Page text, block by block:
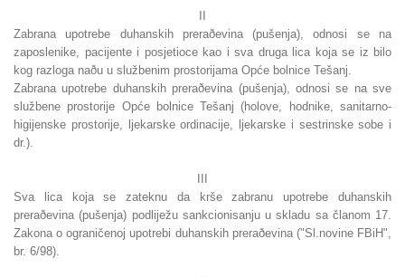
Zabrana upotrebe duhanskih preraðevina (pušenja), odnosi se na
zaposlenike, pacijente i posjetioce kao i sva druga lica koja se iz bilo
kog razloga naðu u službenim prostorijama Opće bolnice Tešanj.
Zabrana upotrebe duhanskih preraðevina (pušenja), odnosi se na sve
službene prostorije Opće bolnice Tešanj (holove, hodnike, sanitarno-
higijenske prostorije, ljekarske ordinacije, ljekarske i sestrinske sobe i
dr.).
Sva lica koja se zateknu da krše zabranu upotrebe duhanskih
preraðevina (pušenja) podliježu sankcionisanju u skladu sa članom 17.
Zakona o ograničenoj upotrebi duhanskih preraðevina ("Sl.novine FBiH",
br. 6/98).